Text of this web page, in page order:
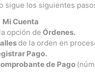
sigue los siguientes
Mi Cuenta
opción de Órdenes.
de la orden en
Pago.
de Pago